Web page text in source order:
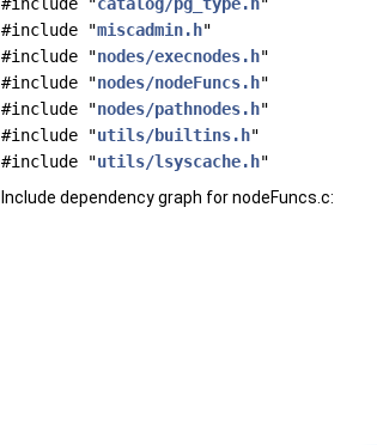
#include "miscadmin.h"
#include "nodes/execnodes.h"
#include "nodes/nodeFuncs.h"
#include "nodes/pathnodes.h"
#include "utils/builtins.h"
#include "utils/lsyscache.h"
Include dependency graph for nodeFuncs.c: